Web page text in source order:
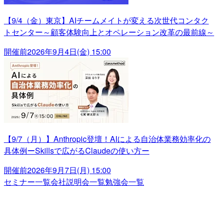
【9/4（金）東京】AIチームメイトが変える次世代コンタク
トセンター～顧客体験向上とオペレーション改革の最前線～
開催前2026年9月4日(金) 15:00
【9/7（月）】Anthropic登壇！AIによる自治体業務効率化の
具体例ーSkillsで広がるClaudeの使い方ー
開催前2026年9月7日(月) 15:00
セミナー一覧会社説明会一覧勉強会一覧